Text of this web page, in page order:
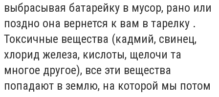
выбрасывая батарейку в мусор, рано или
поздно она вернется к вам в тарелку .
Токсичные вещества (кадмий, свинец,
хлорид железа, кислоты, щелочи та
многое другое), все эти вещества
попадают в землю, на которой мы потом